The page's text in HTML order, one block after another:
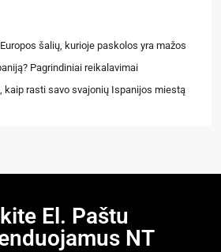
šalių, kurioje paskolos yra mažos
Pagrindiniai reikalavimai
kaip rasti savo svajonių Ispanijos miestą
El. Paštu
NT